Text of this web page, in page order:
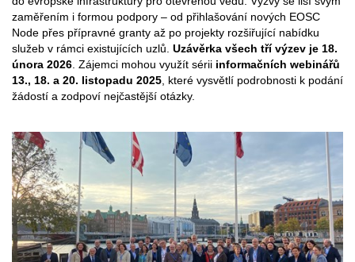
zaměřením i formou podpory – od přihlašování nových EOSC
Node přes přípravné granty až po projekty rozšiřující nabídku
služeb v rámci existujících uzlů. Uzávěrka všech tří výzev je 18.
února 2026 . Zájemci mohou využít sérii informačních webinářů
13., 18. a 20. listopadu 2025 , které vysvětlí podrobnosti k podání
žádostí a zodpoví nejčastější otázky.